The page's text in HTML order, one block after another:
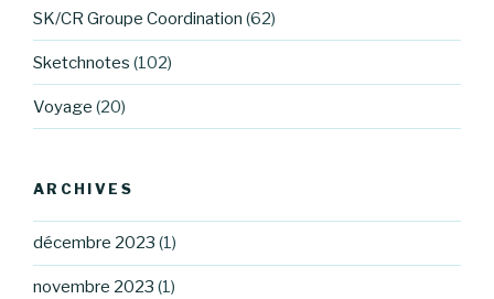
SK/CR Groupe Coordination (62)
Sketchnotes (102)
Voyage (20)
ARCHIVES
décembre 2023 (1)
novembre 2023 (1)